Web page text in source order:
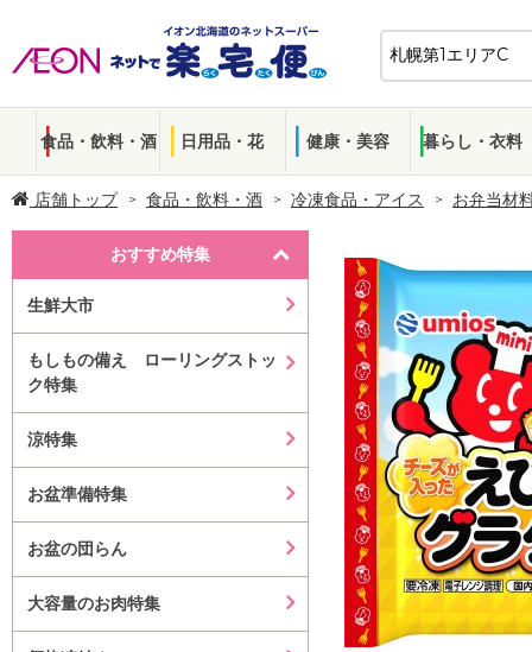
食品・飲料・酒 日用品・花 健康・美容 暮らし・衣料
店舗トップ 食品・飲料・酒 冷凍食品・アイス お弁当材
おすすめ特集
生鮮大市
もしもの備え ローリングストッ
ク特集
涼特集
お盆準備特集
お盆の団らん
大容量のお肉特集